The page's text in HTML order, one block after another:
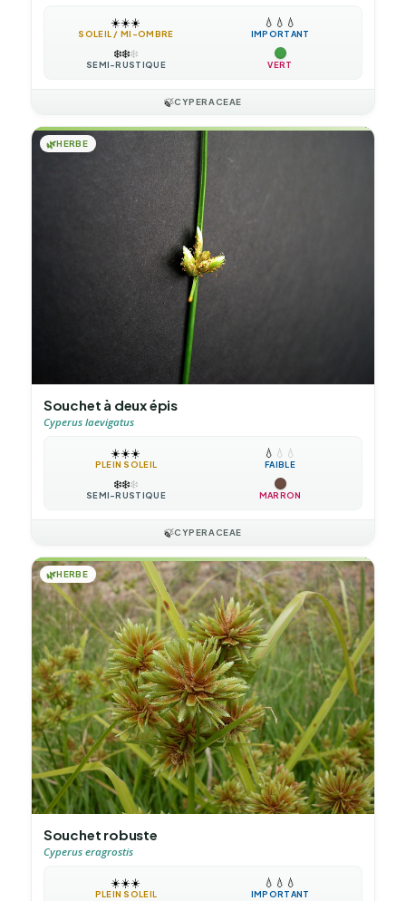
☀️☀️☀️
SOLEIL / MI-OMBRE
💧 💧 💧
IMPORTANT
❄️❄️❄️
SEMI-RUSTIQUE VERT
🍃CYPERACEAE
🌿HERBE
Souchet à deux épis
Cyperus laevigatus
☀️☀️☀️
PLEIN SOLEIL
💧 💧 💧
FAIBLE
❄️❄️❄️
SEMI-RUSTIQUE MARRON
🍃CYPERACEAE
🌿HERBE
Souchet robuste
Cyperus eragrostis
☀️☀️☀️
PLEIN SOLEIL
💧 💧 💧
IMPORTANT